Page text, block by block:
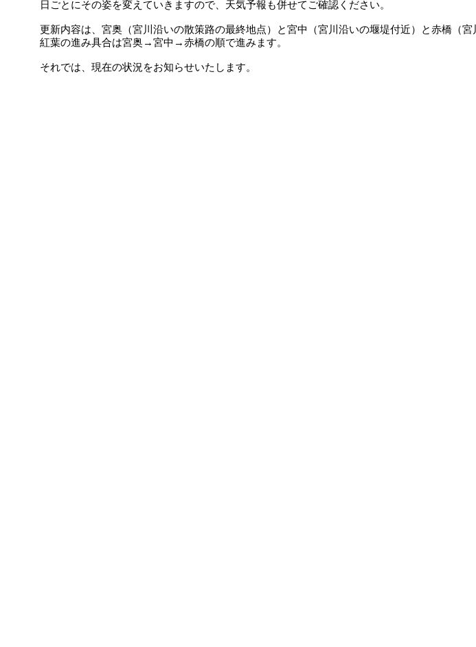
日ごとにその姿を変えていきますので、天気予報も併せてご確認ください。
更新内容は、宮奥（宮川沿いの散策路の最終地点）と宮中（宮川沿いの堰堤付近）と赤橋（
紅葉の進み具合は宮奥→宮中→赤橋の順で進みます。
それでは、現在の状況をお知らせいたします。